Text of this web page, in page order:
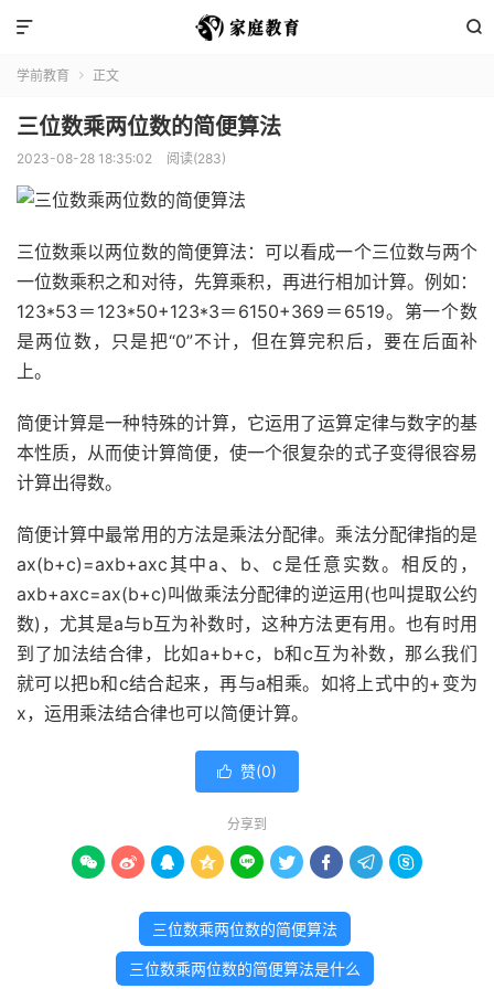


学前教育  正文
三位数乘两位数的简便算法
2023-08-28 18:35:02 阅读(283)
三位数乘以两位数的简便算法：可以看成一个三位数与两个
一位数乘积之和对待，先算乘积，再进行相加计算。例如：
123*53＝123*50+123*3＝6150+369＝6519。第一个数
是两位数，只是把“0”不计，但在算完积后，要在后面补
上。
简便计算是一种特殊的计算，它运用了运算定律与数字的基
本性质，从而使计算简便，使一个很复杂的式子变得很容易
计算出得数。
简便计算中最常用的方法是乘法分配律。乘法分配律指的是
ax(b+c)=axb+axc其中a、b、c是任意实数。相反的，
axb+axc=ax(b+c)叫做乘法分配律的逆运用(也叫提取公约
数)，尤其是a与b互为补数时，这种方法更有用。也有时用
到了加法结合律，比如a+b+c，b和c互为补数，那么我们
就可以把b和c结合起来，再与a相乘。如将上式中的+变为
x，运用乘法结合律也可以简便计算。
 赞(0)
分享到
        
三位数乘两位数的简便算法
三位数乘两位数的简便算法是什么